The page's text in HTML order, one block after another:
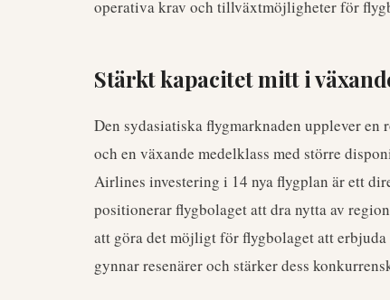
operativa krav och tillväxtmöjligheter för
Stärkt kapacitet mitt i
Den sydasiatiska flygmarknaden upplever
och en växande medelklass med större
Airlines investering i 14 nya flygplan är ett
positionerar flygbolaget att dra nytta av
att göra det möjligt för flygbolaget att
gynnar resenärer och stärker dess